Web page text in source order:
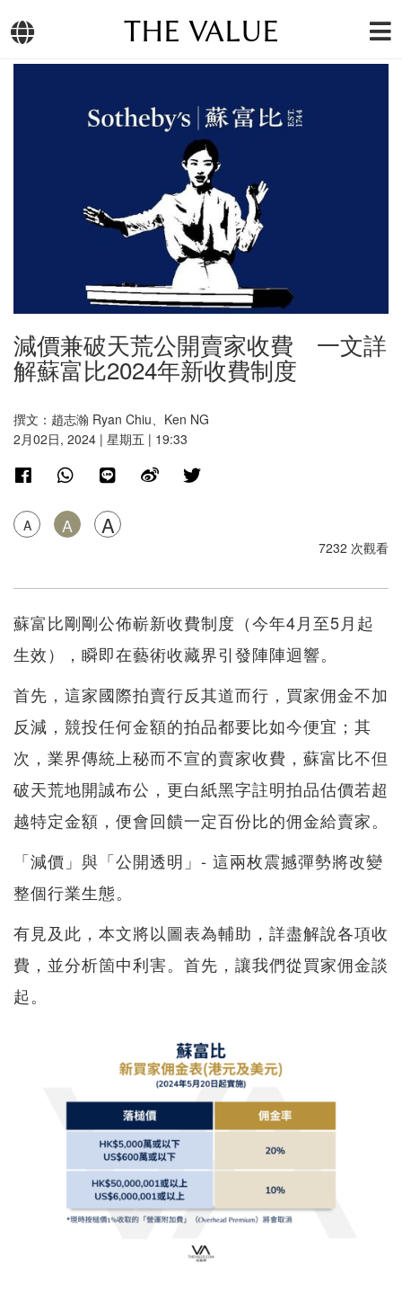
THE VALUE
減價兼破天荒公開賣家收費 一文詳
解蘇富比2024年新收費制度
撰文：趙志瀚 Ryan Chiu、Ken NG
2月02日, 2024 | 星期五 | 19:33
A A A
7232 次觀看
蘇富比剛剛公佈嶄新收費制度（今年4月至5月起
生效），瞬即在藝術收藏界引發陣陣迴響。
首先，這家國際拍賣行反其道而行，買家佣金不加
反減，競投任何金額的拍品都要比如今便宜；其
次，業界傳統上秘而不宣的賣家收費，蘇富比不但
破天荒地開誠布公，更白紙黑字註明拍品估價若超
越特定金額，便會回饋一定百份比的佣金給賣家。
「減價」與「公開透明」- 這兩枚震撼彈勢將改變
整個行業生態。
有見及此，本文將以圖表為輔助，詳盡解說各項收
費，並分析箇中利害。首先，讓我們從買家佣金談
起。